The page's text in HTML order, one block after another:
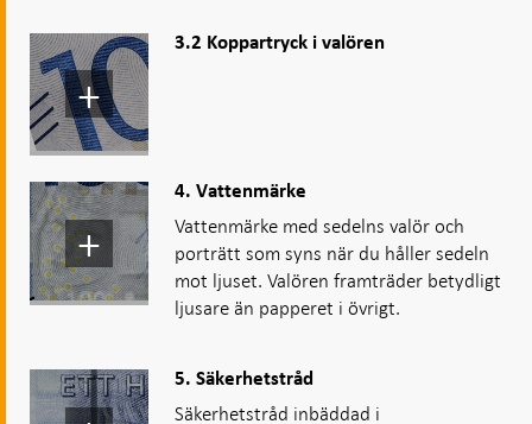
3.2 Koppartryck i valören
4. Vattenmärke
Vattenmärke med sedelns valör och
porträtt som syns när du håller sedeln
mot ljuset. Valören framträder betydligt
ljusare än papperet i övrigt.
5. Säkerhetstråd
Säkerhetstråd inbäddad i